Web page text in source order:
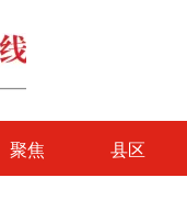
聚焦 县区